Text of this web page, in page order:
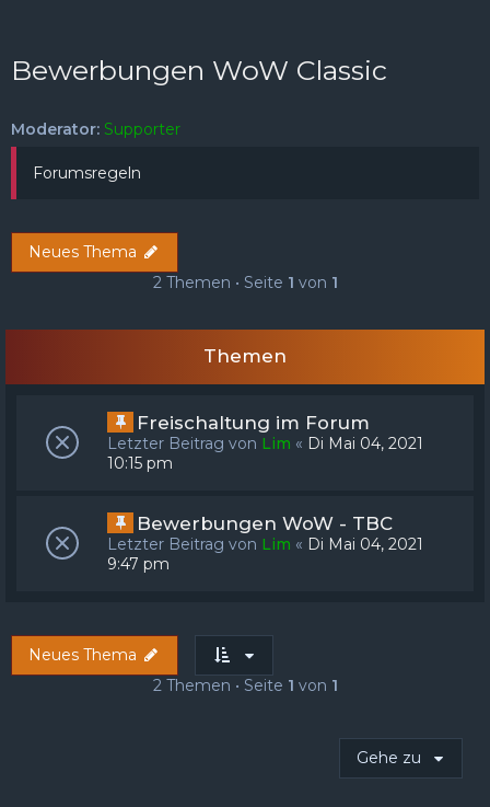
Bewerbungen WoW Classic
Moderator: Supporter
Forumsregeln
Neues Thema
2 Themen • Seite 1 von 1
Themen
Freischaltung im Forum
Letzter Beitrag von Lim « Di Mai 04, 2021
10:15 pm
Bewerbungen WoW - TBC
Letzter Beitrag von Lim « Di Mai 04, 2021
9:47 pm
Neues Thema
2 Themen • Seite 1 von 1
Gehe zu